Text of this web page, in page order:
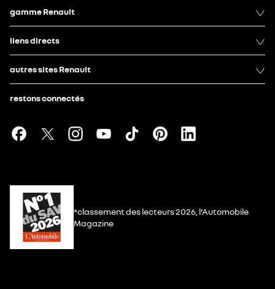
gamme Renault
liens directs
autres sites Renault
restons connectés
*classement des lecteurs 2026, l’Automobile
Magazine